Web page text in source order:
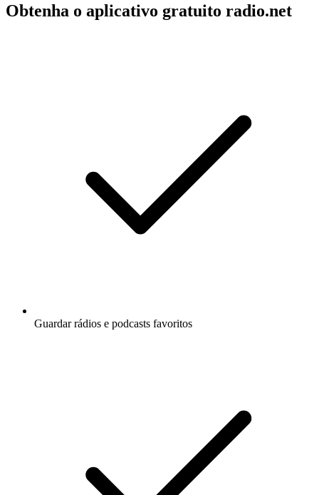
Obtenha o aplicativo gratuito radio.net
Guardar rádios e podcasts favoritos